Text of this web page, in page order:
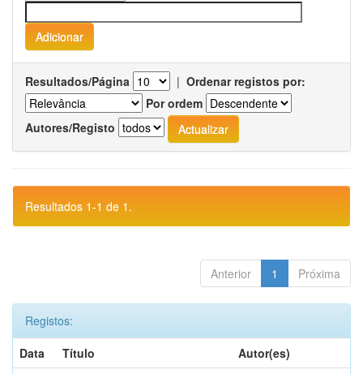
Resultados/Página | Ordenar registos por:
Por ordem
Autores/Registo
Resultados 1-1 de 1.
Anterior 1 Próxima
Registos:
Data
Título
Autor(es)